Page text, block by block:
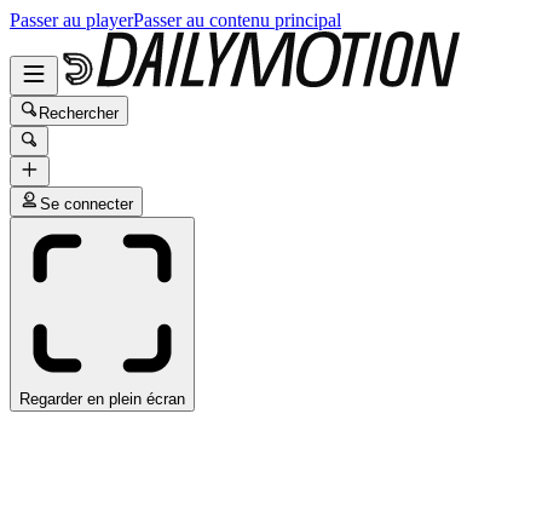
Passer au playerPasser au contenu principal
Rechercher
Se connecter
Regarder en plein écran